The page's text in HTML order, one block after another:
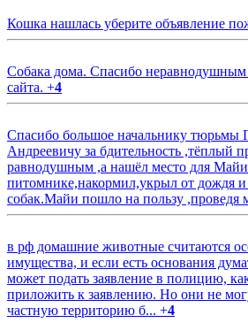
Кошка нашлась уберите объявление
Собака дома. Спасибо
сайта. +4
Спасибо большое начальнику тюрьмы
Андреевичу за бдительность ,тёплый
равнодушным ,а нашёл место для
питомнике,накормил,укрыл от дождя и
собак.Майи пошло на пользу ,проведя
в рф домашние животные считаются
имущества, и если есть основания
может подать заявление в полицию,
приложить к заявлению. Но они не
частную территорию б... +4